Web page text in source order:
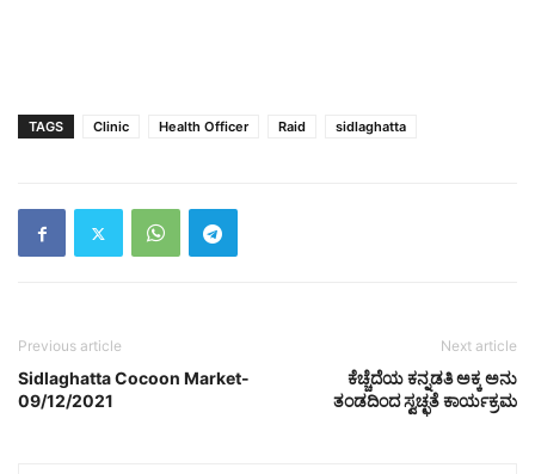
TAGS Clinic Health Officer Raid sidlaghatta
Previous article
Sidlaghatta Cocoon Market-
09/12/2021
Next article
ಕೆಚ್ಚೆದೆಯ ಕನ್ನಡತಿ ಅಕ್ಕ ಅನು
ತಂಡದಿಂದ ಸ್ವಚ್ಛತೆ ಕಾರ್ಯಕ್ರಮ